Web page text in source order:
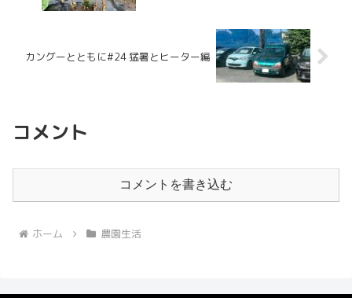
カングーとともに#24 猛暑とヒーター編
コメント
コメントを書き込む
ホーム 農園生活